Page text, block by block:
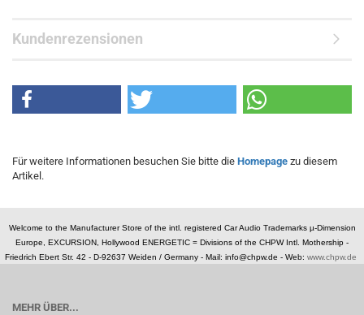
Kundenrezensionen
Für weitere Informationen besuchen Sie bitte die Homepage zu diesem
Artikel.
Welcome to the Manufacturer Store of the intl. registered Car Audio Trademarks µ-Dimension
Europe, EXCURSION, Hollywood ENERGETIC = Divisions of the CHPW Intl. Mothership -
Friedrich Ebert Str. 42 - D-92637 Weiden / Germany - Mail: info@chpw.de - Web: www.chpw.de
MEHR ÜBER...